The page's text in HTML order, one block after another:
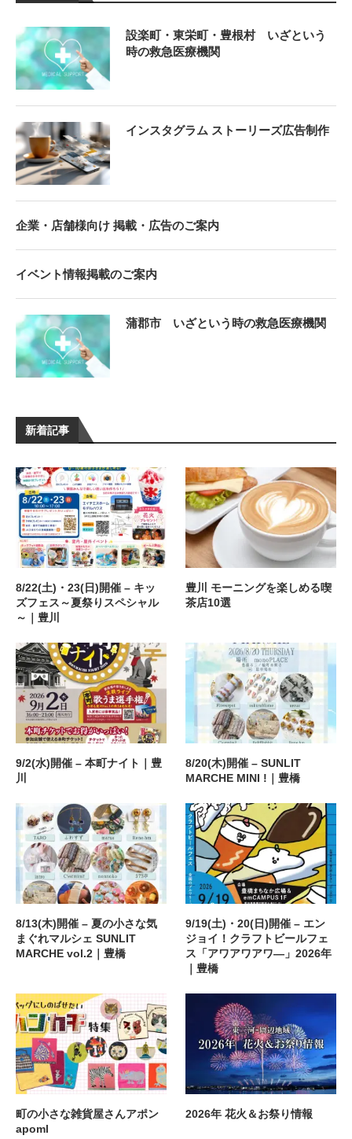
新着記事
8/22(土)・23(日)開催 – キッ
ズフェス～夏祭りスペシャル
～｜豊川
豊川 モーニングを楽しめる喫
茶店10選
9/2(水)開催 – 本町ナイト｜豊
川
8/20(木)開催 – SUNLIT
MARCHE MINI !｜豊橋
8/13(木)開催 – 夏の小さな気
まぐれマルシェ SUNLIT
MARCHE vol.2｜豊橋
9/19(土)・20(日)開催 – エン
ジョイ！クラフトビールフェ
ス「アワアワアワ―」2026年
｜豊橋
町の小さな雑貨屋さんアポン
apoml
2026年 花火＆お祭り情報
設楽町・東栄町・豊根村 いざという
時の救急医療機関
インスタグラム ストーリーズ広告制作
企業・店舗様向け 掲載・広告のご案内
イベント情報掲載のご案内
蒲郡市 いざという時の救急医療機関